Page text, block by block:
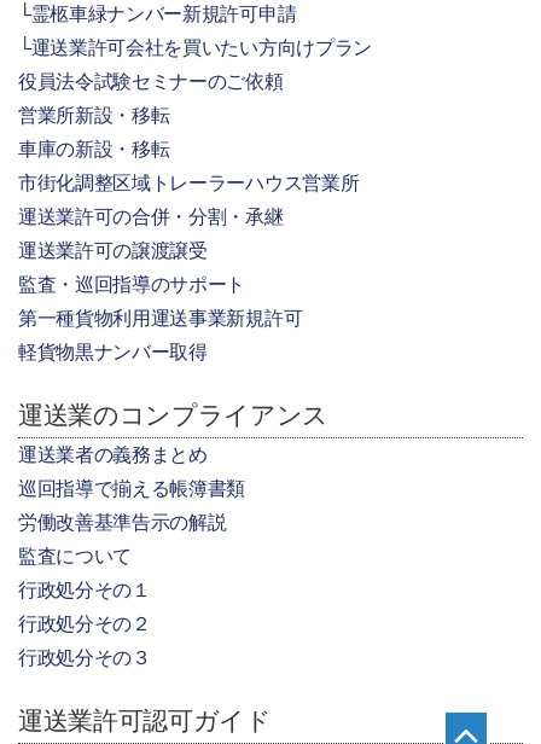
霊柩車緑ナンバー新規許可申請
運送業許可会社を買いたい方向けプラン
役員法令試験セミナーのご依頼
営業所新設・移転
車庫の新設・移転
市街化調整区域トレーラーハウス営業所
運送業許可の合併・分割・承継
運送業許可の譲渡譲受
監査・巡回指導のサポート
第一種貨物利用運送事業新規許可
軽貨物黒ナンバー取得
運送業のコンプライアンス
運送業者の義務まとめ
巡回指導で揃える帳簿書類
労働改善基準告示の解説
監査について
行政処分その１
行政処分その２
行政処分その３
運送業許可認可ガイド